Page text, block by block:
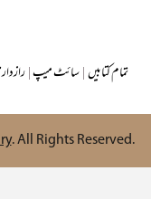
|رازداری کی پالیسی|سائٹ میپ
Library. All Rights